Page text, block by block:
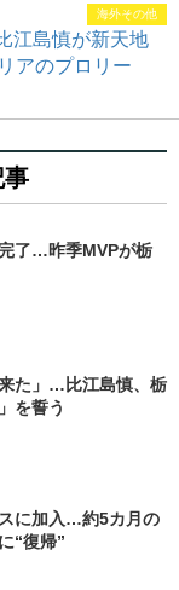
江島慎が新天地
アのプロリー
海外その他
事
了…昨季MVPが栃
た」…比江島慎、栃
を誓う
に加入…約5カ月の
“復帰”